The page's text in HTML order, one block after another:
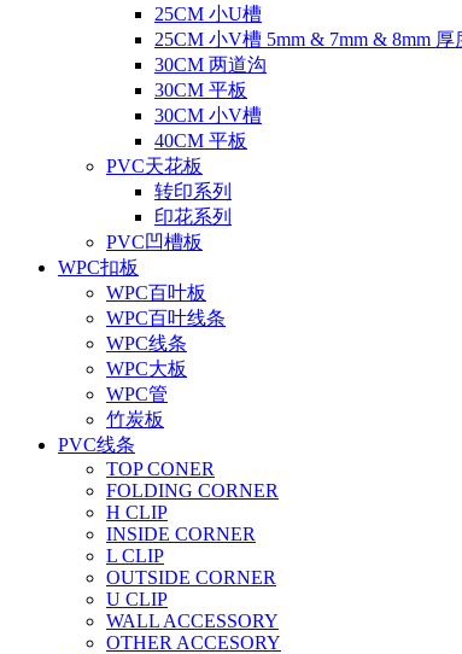
25CM 小U槽
25CM 小V槽 5mm & 7mm & 8mm 厚
30CM 两道沟
30CM 平板
30CM 小V槽
40CM 平板
PVC天花板
转印系列
印花系列
PVC凹槽板
WPC扣板
WPC百叶板
WPC百叶线条
WPC线条
WPC大板
WPC管
竹炭板
PVC线条
TOP CONER
FOLDING CORNER
H CLIP
INSIDE CORNER
L CLIP
OUTSIDE CORNER
U CLIP
WALL ACCESSORY
OTHER ACCESORY